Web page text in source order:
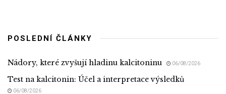
POSLEDNÍ ČLÁNKY
Nádory, které zvyšují hladinu kalcitoninu 06/08/2026
Test na kalcitonin: Účel a interpretace výsledků
06/08/2026